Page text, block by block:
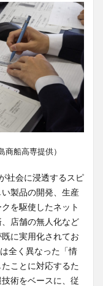
船高専提供）
社会に浸透するスピ
製品の開発、生産
を駆使したネット
店舗の無人化など
に実用化されてお
全く異なった「情
ことに対応するた
術をベースに、従